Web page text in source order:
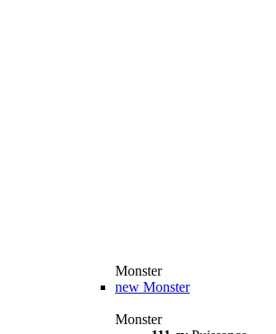
Monster
new Monster
Monster